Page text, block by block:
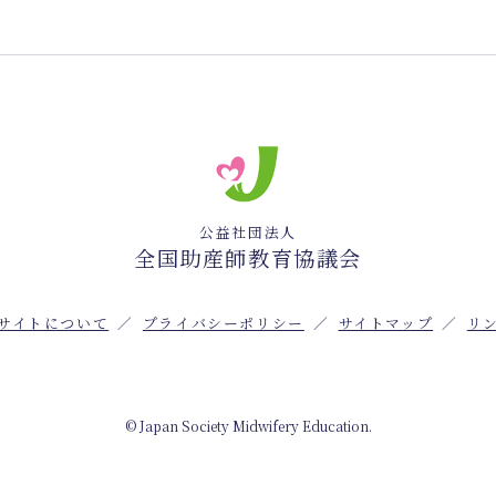
公益社団法人
全国助産師教育協議会
イトについて プライバシーポリシー サイトマップ リ
© Japan Society Midwifery Education.